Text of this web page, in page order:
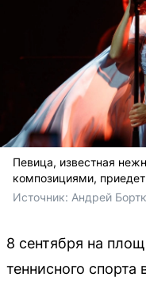
Певица, известная
композициями,
Источник: Андрей
8 сентября на
теннисного